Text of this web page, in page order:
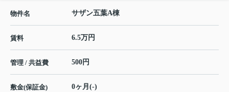
物件名 サザン五葉A棟
賃料 6.5万円
管理 / 共益費 500円
敷金(保証金) 0ヶ月(-)